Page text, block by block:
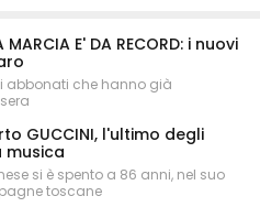
MARCIA E' DA RECORD: i nuovi
abbonati che hanno già
GUCCINI, l'ultimo degli
musica
si è spento a 86 anni, nel suo
toscane